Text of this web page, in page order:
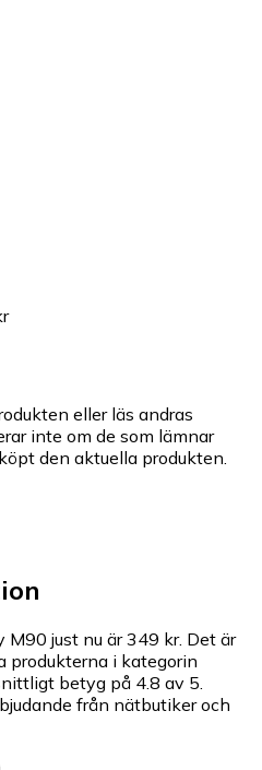
eller läs andras
inte om de som lämnar
den aktuella produkten.
just nu är 349 kr. Det är
produkterna i kategorin
betyg på 4.8 av 5.
från nätbutiker och